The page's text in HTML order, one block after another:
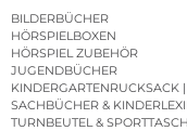
BILDERBÜCHER
HÖRSPIELBOXEN
HÖRSPIEL ZUBEHÖR
JUGENDBÜCHER
KINDERGARTENRUCKSACK
SACHBÜCHER &
TURNBEUTEL &